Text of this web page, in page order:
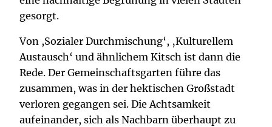
gesorgt.
Von ,Sozialer Durchmischung‘, ‚Kulturellem
Austausch‘ und ähnlichem Kitsch ist dann die
Rede. Der Gemeinschaftsgarten führe das
zusammen, was in der hektischen Großstadt
verloren gegangen sei. Die Achtsamkeit
aufeinander, sich als Nachbarn überhaupt zu